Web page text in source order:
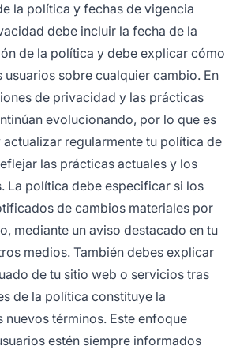
la política y fechas de vigencia
debe incluir la fecha de la
de la política y debe explicar cómo
usuarios sobre cualquier cambio. En
de privacidad y las prácticas
evolucionando, por lo que es
actualizar regularmente tu política de
las prácticas actuales y los
La política debe especificar si los
de cambios materiales por
mediante un aviso destacado en tu
medios. También debes explicar
de tu sitio web o servicios tras
de la política constituye la
nuevos términos. Este enfoque
estén siempre informados